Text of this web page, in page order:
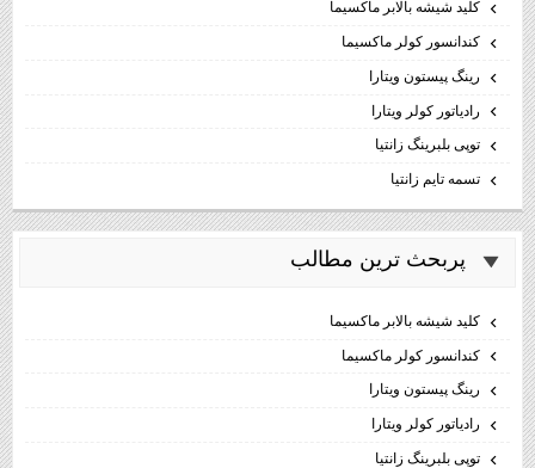
كليد شيشه بالابر ماكسيما
كندانسور كولر ماكسيما
رینگ پیستون ویتارا
رادیاتور کولر ویتارا
توپی بلبرینگ زانتیا
تسمه تایم زانتیا
پربحث ترين مطالب
كليد شيشه بالابر ماكسيما
كندانسور كولر ماكسيما
رینگ پیستون ویتارا
رادیاتور کولر ویتارا
توپی بلبرینگ زانتیا